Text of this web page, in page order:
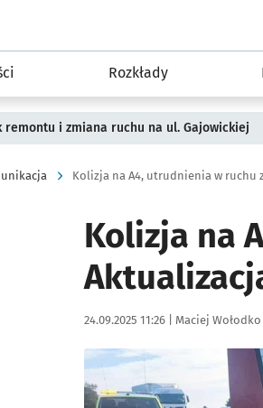
Rozkłady
remontu i zmiana ruchu na ul. Gajowickiej
Kolizja na A4, utrudnienia w ruchu
Kolizja na
Data publikacji:
24.09.2025 11:26 | Autor:
Maciej Wołodko
Kliknij, aby powiększyć